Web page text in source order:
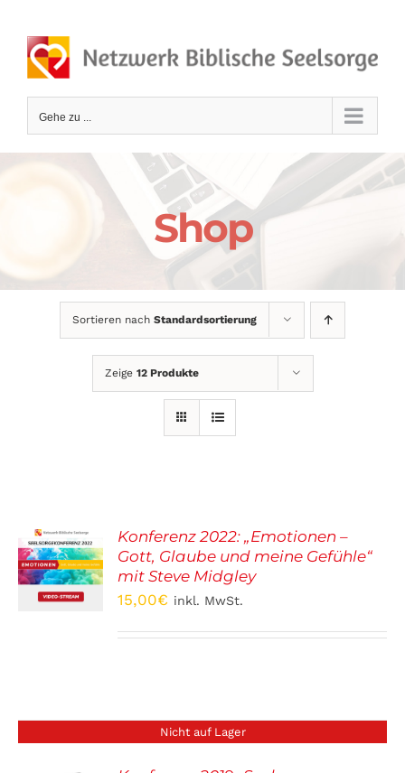
Inhalt
springen
Gehe zu ...
Shop
Sortieren nach Standardsortierung
Zeige 12 Produkte
Konferenz 2022: „Emotionen –
Gott, Glaube und meine Gefühle“
mit Steve Midgley
15,00€ inkl. MwSt.
Nicht auf Lager